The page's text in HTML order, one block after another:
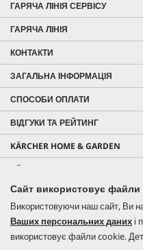
Сайт використовує файли
Використовуючи наш сайт, Ви
Ваших персональних данихі
використовує файли cookie.
ГАРЯЧА ЛІНІЯ СЕРВІСУ
ГАРЯЧА ЛІНІЯ
КОНТАКТИ
ЗАГАЛЬНА ІНФОРМАЦІЯ
СПОСОБИ ОПЛАТИ
ВІДГУКИ ТА РЕЙТИНГ
KÄRCHER HOME & GARDEN
KÄRCHER PROFESSIONAL
© 2026 Керхер Україна | Kärcher